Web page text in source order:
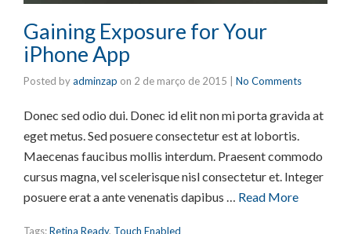
Gaining Exposure for Your
iPhone App
Posted byadminzap on 2 de março de 2015 No Comments
Donec sed odio dui. Donec id elit non mi porta gravida at
eget metus. Sed posuere consectetur est at lobortis.
Maecenas faucibus mollis interdum. Praesent commodo
cursus magna, vel scelerisque nisl consectetur et. Integer
posuere erat a ante venenatis dapibus … Read More
Tags:Retina Ready, Touch Enabled